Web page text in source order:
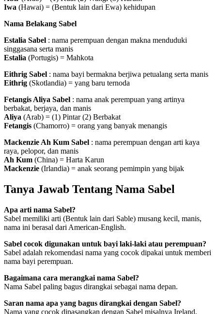
Iwa (Hawai) = (Bentuk lain dari Ewa) kehidupan
Nama Belakang Sabel
Estalia Sabel : nama perempuan dengan makna menduduki
singgasana serta manis
Estalia (Portugis) = Mahkota
Eithrig Sabel : nama bayi bermakna berjiwa petualang serta manis
Eithrig (Skotlandia) = yang baru ternoda
Fetangis Aliya Sabel : nama anak perempuan yang artinya
berbakat, berjaya, dan manis
Aliya (Arab) = (1) Pintar (2) Berbakat
Fetangis (Chamorro) = orang yang banyak menangis
Mackenzie Ah Kum Sabel : nama perempuan dengan arti kaya
raya, pelopor, dan manis
Ah Kum (China) = Harta Karun
Mackenzie (Irlandia) = anak seorang pemimpin yang bijak
Tanya Jawab Tentang Nama Sabel
Apa arti nama Sabel?
Sabel memiliki arti (Bentuk lain dari Sable) musang kecil, manis,
nama ini berasal dari American-English.
Sabel cocok digunakan untuk bayi laki-laki atau perempuan?
Sabel adalah rekomendasi nama yang cocok dipakai untuk memberi
nama bayi perempuan.
Bagaimana cara merangkai nama Sabel?
Nama Sabel paling bagus dirangkai sebagai nama depan.
Saran nama apa yang bagus dirangkai dengan Sabel?
Nama yang cocok dipasangkan dengan Sabel misalnya Ireland,